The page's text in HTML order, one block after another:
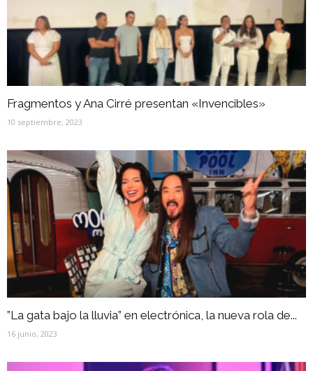
Fragmentos y Ana Cirré presentan «Invencibles»
10 septiembre, 2023
”La gata bajo la lluvia” en electrónica, la nueva rola de...
16 junio, 2023